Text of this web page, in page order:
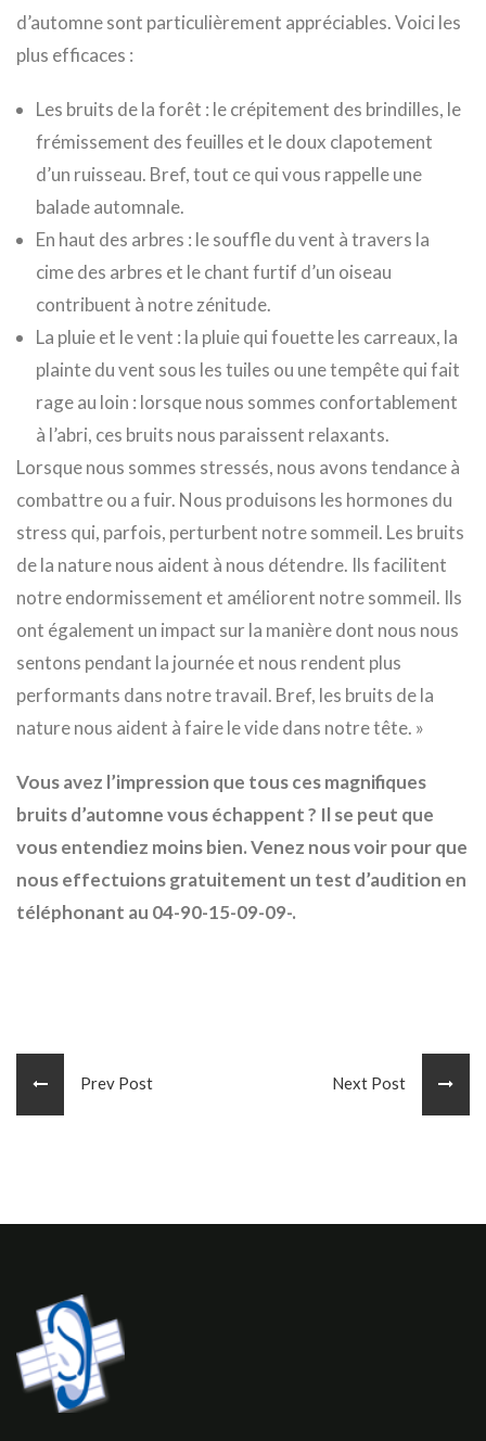
d’automne sont particulièrement appréciables. Voici les
plus efficaces :
Les bruits de la forêt : le crépitement des brindilles, le
frémissement des feuilles et le doux clapotement
d’un ruisseau. Bref, tout ce qui vous rappelle une
balade automnale.
En haut des arbres : le souffle du vent à travers la
cime des arbres et le chant furtif d’un oiseau
contribuent à notre zénitude.
La pluie et le vent : la pluie qui fouette les carreaux, la
plainte du vent sous les tuiles ou une tempête qui fait
rage au loin : lorsque nous sommes confortablement
à l’abri, ces bruits nous paraissent relaxants.
Lorsque nous sommes stressés, nous avons tendance à
combattre ou a fuir. Nous produisons les hormones du
stress qui, parfois, perturbent notre sommeil. Les bruits
de la nature nous aident à nous détendre. Ils facilitent
notre endormissement et améliorent notre sommeil. Ils
ont également un impact sur la manière dont nous nous
sentons pendant la journée et nous rendent plus
performants dans notre travail. Bref, les bruits de la
nature nous aident à faire le vide dans notre tête. »
Vous avez l’impression que tous ces magnifiques
bruits d’automne vous échappent ? Il se peut que
vous entendiez moins bien. Venez nous voir pour que
nous effectuions gratuitement un test d’audition en
téléphonant au 04-90-15-09-09-.
Prev Post Next Post